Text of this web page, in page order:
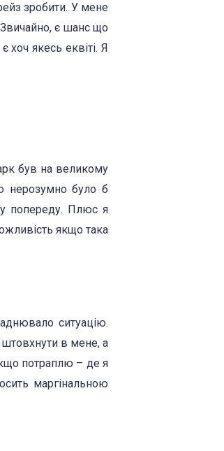
зробити. У мене
є шанс що
якесь еквіті. Я
був на великому
нерозумно було б
попереду. Плюс я
якщо така
ситуацію.
в мене, а
потраплю – де я
маргінальною